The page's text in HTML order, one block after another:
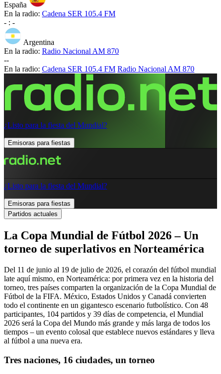
España
En la radio: Cadena SER 105.4 FM
- : -
Argentina
En la radio: Radio Nacional AM 870
--
En la radio: Cadena SER 105.4 FM Radio Nacional AM 870
¿Listo para la fiesta del Mundial?
Emisoras para fiestas
¿Listo para la fiesta del Mundial?
Emisoras para fiestas
Partidos actuales
La Copa Mundial de Fútbol 2026 – Un
torneo de superlativos en Norteamérica
Del 11 de junio al 19 de julio de 2026, el corazón del fútbol mundial
late aquí mismo, en Norteamérica: por primera vez en la historia del
torneo, tres países comparten la organización de la Copa Mundial de
Fútbol de la FIFA. México, Estados Unidos y Canadá convierten
todo el continente en un gigantesco escenario futbolístico. Con 48
participantes, 104 partidos y 39 días de competencia, el Mundial
2026 será la Copa del Mundo más grande y más larga de todos los
tiempos – un evento colosal que establece nuevos estándares y lleva
al fútbol a una nueva era.
Tres naciones, 16 ciudades, un torneo